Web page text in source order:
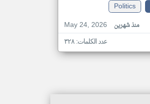
Politics
May 24, 2026
منذ شهرين
عدد الكلمات: ٣٢٨